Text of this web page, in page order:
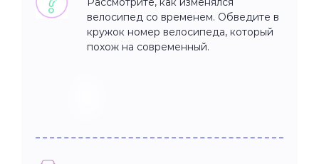
велосипед со временем. Обведите в
кружок номер велосипеда, который
похож на современный.